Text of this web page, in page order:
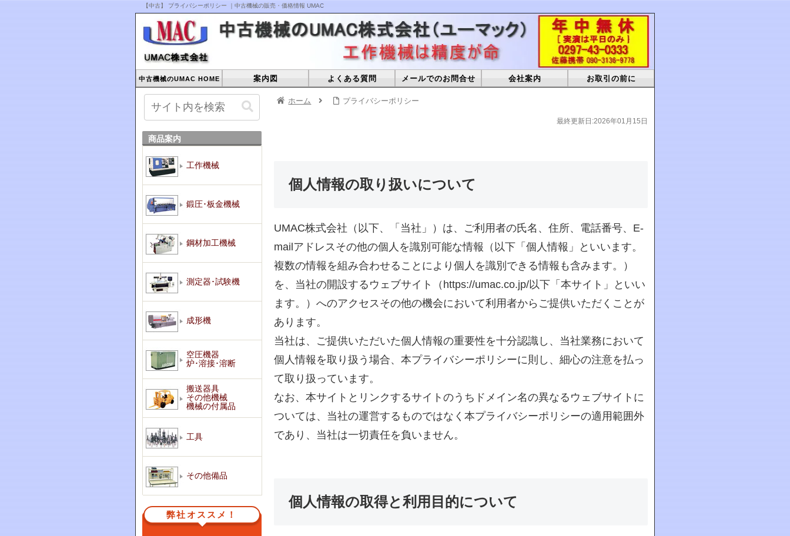
【中古】 プライバシーポリシー ｜中古機械の販売・価格情報 UMAC
中古機械のUMAC HOME 案内図 よくある質問 メールでのお問合せ 会社案内 お取引の前に
ホーム プライバシーポリシー
最終更新日:2026年01月15日
個人情報の取り扱いについて
UMAC株式会社（以下、「当社」）は、ご利用者の氏名、住所、電話番号、E-
mailアドレスその他の個人を識別可能な情報（以下「個人情報」といいます。
複数の情報を組み合わせることにより個人を識別できる情報も含みます。）
を、当社の開設するウェブサイト（https://umac.co.jp/以下「本サイト」といい
ます。）へのアクセスその他の機会において利用者からご提供いただくことが
あります。
当社は、ご提供いただいた個人情報の重要性を十分認識し、当社業務において
個人情報を取り扱う場合、本プライバシーポリシーに則し、細心の注意を払っ
て取り扱っています。
なお、本サイトとリンクするサイトのうちドメイン名の異なるウェブサイトに
ついては、当社の運営するものではなく本プライバシーポリシーの適用範囲外
であり、当社は一切責任を負いません。
個人情報の取得と利用目的について
商品案内
工作機械
鍛圧･板金機械
鋼材加工機械
測定器･試験機
成形機
空圧機器
炉･溶接･溶断
搬送器具
その他機械
機械の付属品
工具
その他備品
弊社オススメ！